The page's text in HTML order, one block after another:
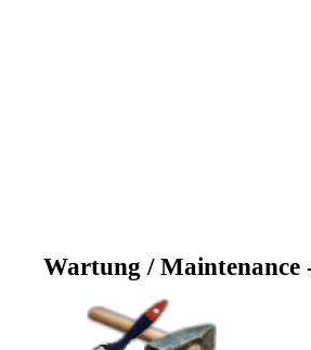
Wartung / Maintenance